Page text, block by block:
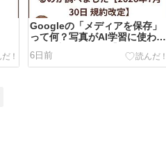
Googleの「メディアを保存」
って何？写真がAI学習に使われ
30日 規約改定】
6日前